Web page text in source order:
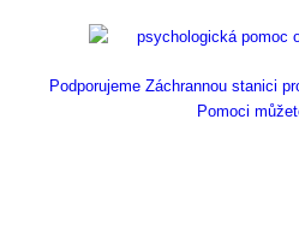
Podporujeme Záchrannou stanici
Pomoci